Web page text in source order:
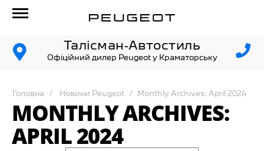
Талісман-Автостиль
Офіційний дилер Peugeot у Краматорську
Головна Новини Peugeot Monthly Archives: April 2024
MONTHLY ARCHIVES:
APRIL 2024